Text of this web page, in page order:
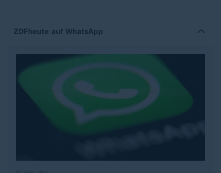
ZDFheute auf WhatsApp